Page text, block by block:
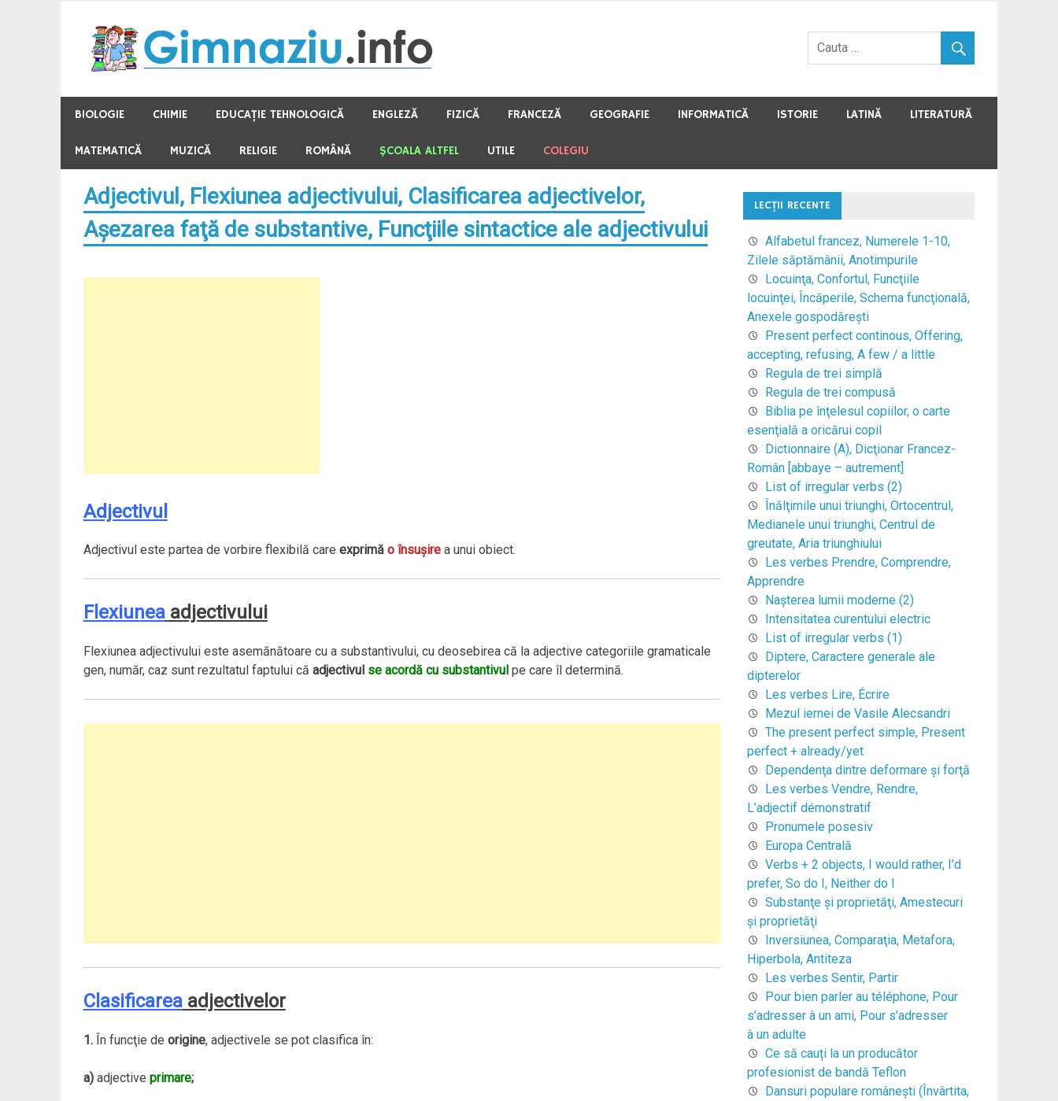
content
BIOLOGIE CHIMIE EDUCAŢIE TEHNOLOGICĂ ENGLEZĂ FIZICĂ FRANCEZĂ GEOGRAFIE INFORMATICĂ ISTORIE LATINĂ LITERATURĂ
MATEMATICĂ MUZICĂ RELIGIE ROMÂNĂ ŞCOALA ALTFEL UTILE COLEGIU
Adjectivul, Flexiunea adjectivului, Clasificarea adjectivelor,
Aşezarea faţă de substantive, Funcţiile sintactice ale adjectivului
Adjectivul
Adjectivul este partea de vorbire flexibilă care exprimă o însuşirea unui obiect.
Flexiuneaadjectivului
Flexiunea adjectivului este asemănătoare cu a substantivului, cu deosebirea că la adjective categoriile gramaticale
gen, număr, caz sunt rezultatul faptului că adjectivul se acordă cu substantivul pe care îl determină.
Clasificareaadjectivelor
1.În funcţie de origine, adjectivele se pot clasifica în:
a)adjective primare;
LECŢII RECENTE
Alfabetul francez, Numerele 1-10,
Zilele săptămânii, Anotimpurile
Locuinţa, Confortul, Funcţiile
locuinţei, Încăperile, Schema funcţională,
Anexele gospodăreşti
Present perfect continous, Offering,
accepting, refusing, A few / a little
Regula de trei simplă
Regula de trei compusă
Biblia pe înţelesul copiilor, o carte
esenţială a oricărui copil
Dictionnaire (A), Dicţionar Francez-
Român [abbaye – autrement]
List of irregular verbs (2)
Înălţimile unui triunghi, Ortocentrul,
Medianele unui triunghi, Centrul de
greutate, Aria triunghiului
Les verbes Prendre, Comprendre,
Apprendre
Naşterea lumii moderne (2)
Intensitatea curentului electric
List of irregular verbs (1)
Diptere, Caractere generale ale
dipterelor
Les verbes Lire, Écrire
Mezul iernei de Vasile Alecsandri
The present perfect simple, Present
perfect + already/yet
Dependenţa dintre deformare şi forţă
Les verbes Vendre, Rendre,
L’adjectif démonstratif
Pronumele posesiv
Europa Centrală
Verbs + 2 objects, I would rather, I’d
prefer, So do I, Neither do I
Substanţe şi proprietăţi, Amestecuri
şi proprietăţi
Inversiunea, Comparaţia, Metafora,
Hiperbola, Antiteza
Les verbes Sentir, Partir
Pour bien parler au téléphone, Pour
s’adresser à un ami, Pour s’adresser
à un adulte
Ce să cauți la un producător
profesionist de bandă Teflon
Dansuri populare româneşti (Învârtita,